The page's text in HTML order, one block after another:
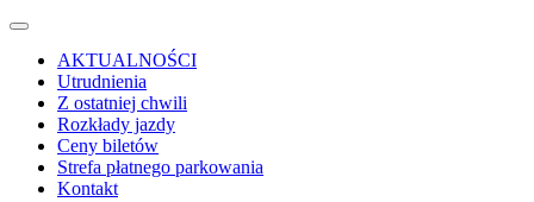
AKTUALNOŚCI
Utrudnienia
Z ostatniej chwili
Rozkłady jazdy
Ceny biletów
Strefa płatnego parkowania
Kontakt